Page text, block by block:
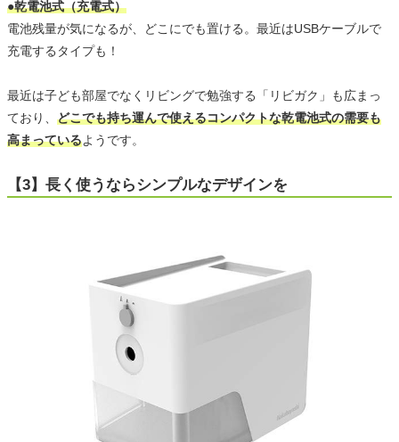
●乾電池式（充電式）
電池残量が気になるが、どこにでも置ける。最近はUSBケーブルで
充電するタイプも！
最近は子ども部屋でなくリビングで勉強する「リビガク」も広まっ
ており、 どこでも持ち運んで使えるコンパクトな乾電池式の需要も
高まっているようです。
【3】長く使うならシンプルなデザインを